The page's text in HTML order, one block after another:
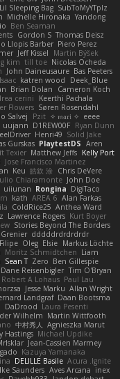
Lil Sleeping Bag SubToMyYTplz
Michelle Hironaka Yandong
Ben Seaman
Gordon S Thomas Deisz
Llopis Barber Piero Perez
Jeff Kissel
Martin Býšek
kim till toe Nicolas Ocheda
John Daineusaure Bas Peeters
Isaac katren wood
Deek_Blue
Brian Dolan
Cameron Koch
cerini
Keerthi Pachala
Flowers Søren Rosendahl
Salvej Pzit ✧ 𝔪𝔞𝔯𝔦 ✧ eeee
uujann D1REW00F Ryan Dunn
Henri49 Solid Jake
Gurskas PlaytestDS Aren
Texier Matthew Jeffs Kelly Port
Jose Francisco Martinez
Keu 皓欽 涂 Chris DeVere
Chiaramonte John Doe
uiiunan Rongina DigiTaco
kath AREA 6 Alan Farkas
ColdRice25 Anthea Ward
Lawrence Rogers Kurt Boyer
Stories Beyond The Borders
Grenier dddddrdrdrdrdr
Oleg Elsie Markus Löchte
Moritz Schmidtchen Liam
Sean T Zero Ben Gillespie
Dane Reisenbigler Tim O'Bryan
Robert A Lohaus Paul Lau
Jesse Marku Allan Wright
Landgraf Daan Bootsma
DaDrood Laura Pesenti
Wilhelm Martin Wittfooth
中村秀人
Agnieszka Marut
Hastings Michael Updike
Jean-Cassien Marmey
Kazuya Yamanaka
DELILLE Basile Acura .Ignite
Ike Saunders Aves Arcana inex